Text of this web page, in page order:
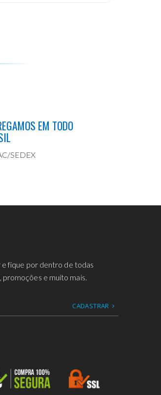
EM TODO
SEDEX
fique por dentro de todas
promoções e muito mais.
CADASTRAR